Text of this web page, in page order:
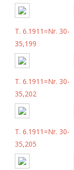
T. 6.1911=Nr. 30-
35,199
T. 6.1911=Nr. 30-
35,202
T. 6.1911=Nr. 30-
35,205